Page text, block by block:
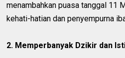
menambahkan puasa tanggal 11
kehati-hatian dan penyempurna
2. Memperbanyak Dzikir dan